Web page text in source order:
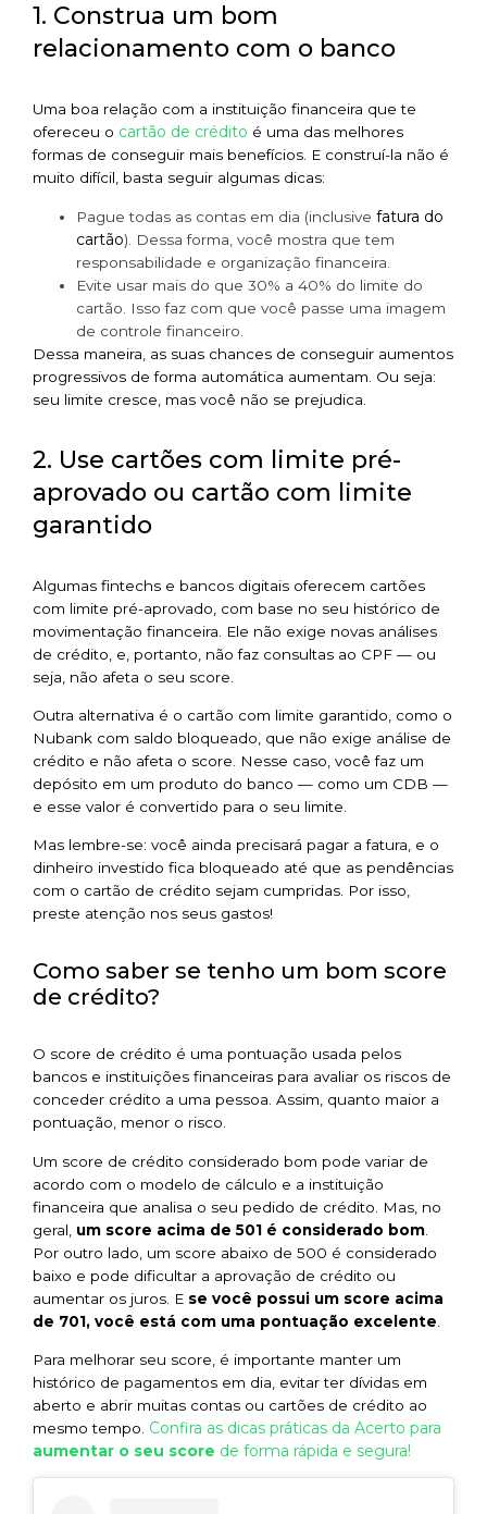
1. Construa um bom
relacionamento com o banco
Uma boa relação com a instituição financeira que te
ofereceu o cartão de crédito é uma das melhores
formas de conseguir mais benefícios. E construí-la não é
muito difícil, basta seguir algumas dicas:
Pague todas as contas em dia (inclusive fatura do
cartão). Dessa forma, você mostra que tem
responsabilidade e organização financeira.
Evite usar mais do que 30% a 40% do limite do
cartão. Isso faz com que você passe uma imagem
de controle financeiro.
Dessa maneira, as suas chances de conseguir aumentos
progressivos de forma automática aumentam. Ou seja:
seu limite cresce, mas você não se prejudica.
2. Use cartões com limite pré-
aprovado ou cartão com limite
garantido
Algumas fintechs e bancos digitais oferecem cartões
com limite pré-aprovado, com base no seu histórico de
movimentação financeira. Ele não exige novas análises
de crédito, e, portanto, não faz consultas ao CPF — ou
seja, não afeta o seu score.
Outra alternativa é o cartão com limite garantido, como o
Nubank com saldo bloqueado, que não exige análise de
crédito e não afeta o score. Nesse caso, você faz um
depósito em um produto do banco — como um CDB —
e esse valor é convertido para o seu limite.
Mas lembre-se: você ainda precisará pagar a fatura, e o
dinheiro investido fica bloqueado até que as pendências
com o cartão de crédito sejam cumpridas. Por isso,
preste atenção nos seus gastos!
Como saber se tenho um bom score
de crédito?
O score de crédito é uma pontuação usada pelos
bancos e instituições financeiras para avaliar os riscos de
conceder crédito a uma pessoa. Assim, quanto maior a
pontuação, menor o risco.
Um score de crédito considerado bom pode variar de
acordo com o modelo de cálculo e a instituição
financeira que analisa o seu pedido de crédito. Mas, no
geral, um score acima de 501 é considerado bom
Por outro lado, um score abaixo de 500 é considerado
baixo e pode dificultar a aprovação de crédito ou
aumentar os juros. E se você possui um score acima
de 701, você está com uma pontuação excelente
Para melhorar seu score, é importante manter um
histórico de pagamentos em dia, evitar ter dívidas em
aberto e abrir muitas contas ou cartões de crédito ao
mesmo tempo. Confira as dicas práticas da Acerto para
aumentar o seu score de forma rápida e segura!